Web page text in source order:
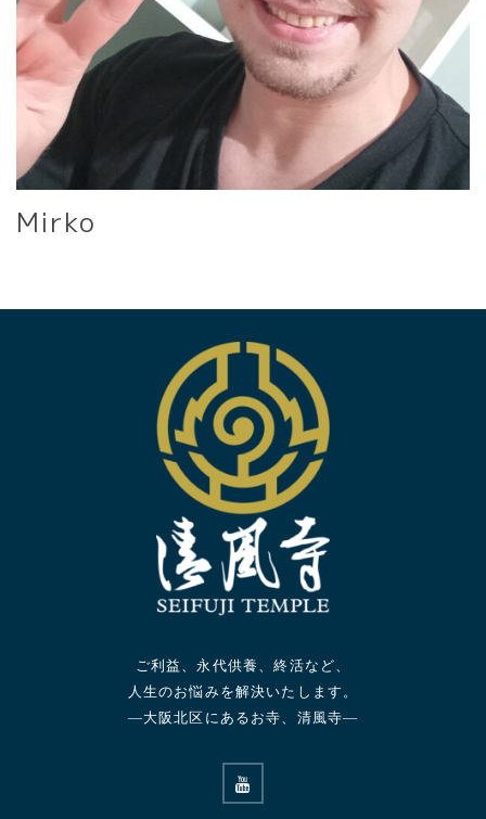
Mirko
ご利益、永代供養、終活など、
人生のお悩みを解決いたします。
—大阪北区にあるお寺、清風寺—